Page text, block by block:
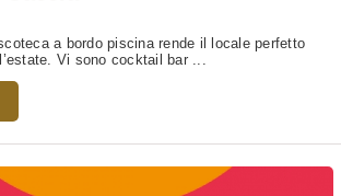
a bordo piscina rende il locale perfetto
Vi sono cocktail bar ...